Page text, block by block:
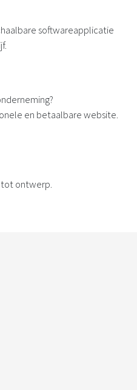
softwareapplicatie
en betaalbare website.
tot ontwerp.